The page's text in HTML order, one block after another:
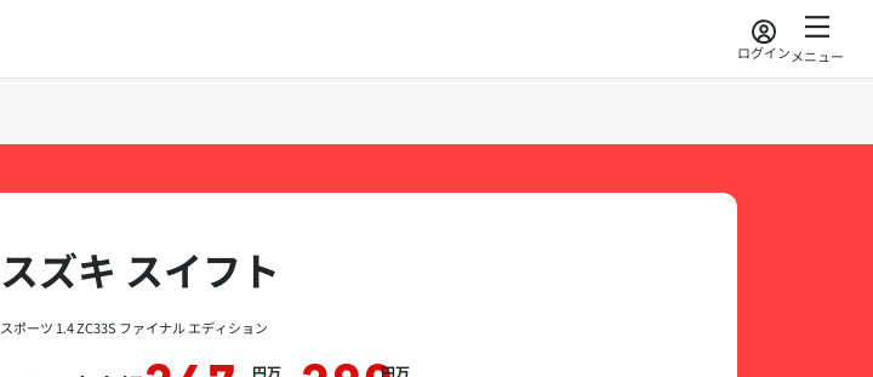
ログインメニュー
スズキ スイフト
スポーツ 1.4 ZC33S ファイナル エディション
万円 万円